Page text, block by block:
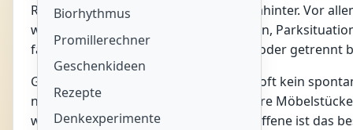
Biorhythmus
Promillerechner
Geschenkideen
Rezepte
Denkexperimente
Realität steckt jedoch deutlich mehr dahinter. Vor
werden müssen. Dazu zählen Zufahrten,
fachgerecht entsorgt, weitergegeben oder getrennt
Genau deshalb ist eine Entrümpelung oft kein
nicht gut halten kann oder dass größere
wäre, wird dann Hektik. Für viele Betroffene ist das